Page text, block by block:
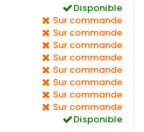
Disponible
Sur commande
Sur commande
Sur commande
Sur commande
Sur commande
Sur commande
Sur commande
Sur commande
Disponible